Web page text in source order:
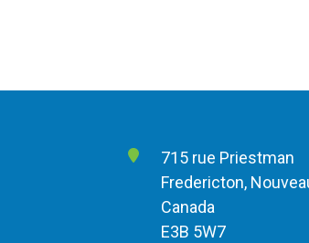
715 rue Priestman
Fredericton,
Canada
E3B 5W7